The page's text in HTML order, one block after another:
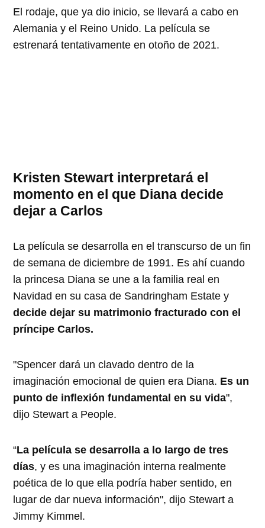
El rodaje, que ya dio inicio, se llevará a cabo en
Alemania y el Reino Unido. La película se
estrenará tentativamente en otoño de 2021.
Kristen Stewart interpretará el
momento en el que Diana decide
dejar a Carlos
La película se desarrolla en el transcurso de un fin
de semana de diciembre de 1991. Es ahí cuando
la princesa Diana se une a la familia real en
Navidad en su casa de Sandringham Estate y
decide dejar su matrimonio fracturado con el
príncipe Carlos.
"Spencer dará un clavado dentro de la
imaginación emocional de quien era Diana. Es un
punto de inflexión fundamental en su vida",
dijo Stewart a People.
“La película se desarrolla a lo largo de tres
días, y es una imaginación interna realmente
poética de lo que ella podría haber sentido, en
lugar de dar nueva información", dijo Stewart a
Jimmy Kimmel.